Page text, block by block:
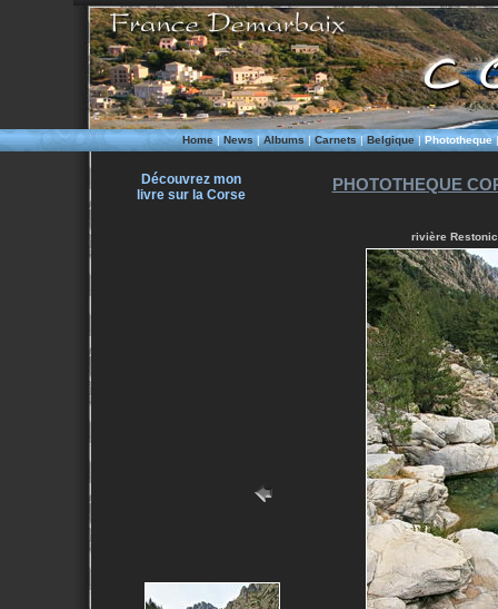
Home|News|Albums|Carnets|Belgique|Phototheque
Découvrez mon
livre sur la Corse
PHOTOTHEQUE
rivière